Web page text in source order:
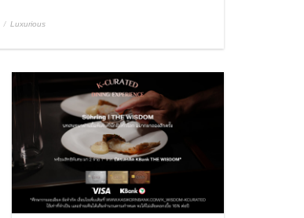
/ Luxurious